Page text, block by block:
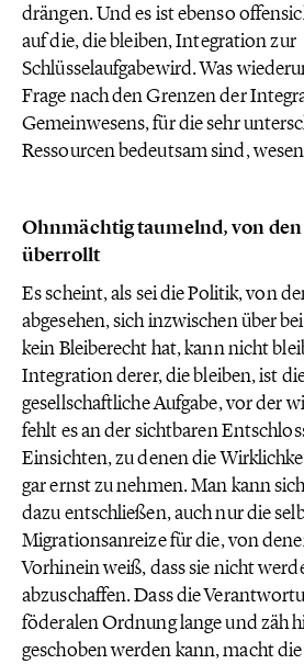
drängen. Und es ist ebenso
auf die, die bleiben, Integration zur
Schlüsselaufgabewird. Was
Frage nach den Grenzen der
Gemeinwesens, für die sehr
Ressourcen bedeutsam sind,
Ohnmächtig taumelnd, von
überrollt
Es scheint, als sei die Politik, von
abgesehen, sich inzwischen über
kein Bleiberecht hat, kann nicht
Integration derer, die bleiben, ist
gesellschaftliche Aufgabe, vor der
fehlt es an der sichtbaren
Einsichten, zu denen die
gar ernst zu nehmen. Man kann
dazu entschließen, auch nur die
Migrationsanreize für die, von
Vorhinein weiß, dass sie nicht
abzuschaffen. Dass die
föderalen Ordnung lange und zäh
geschoben werden kann, macht